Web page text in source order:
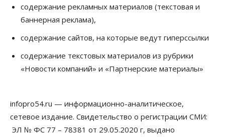
Бизнес Недвижимость
Застройщики Новосибирска
доплатили налоги на сумму почти 700 млн рублей
Бизнес Власть
От регоператора Новосибирска потребовали
погасить долги на два миллиарда
Власть Отставки И Назначения
Министра транспорта Новосибирской области
будут согласовывать в Москве
05 Августа 2026, 18:30
содержание рекламных материалов (текстовая и
баннерная реклама),
содержание сайтов, на которые ведут гиперссылки
содержание текстовых материалов из рубрики
«Новости компаний» и «Партнерские материалы»
infopro54.ru — информационно-аналитическое,
сетевое издание. Свидетельство о регистрации СМИ:
ЭЛ № ФС 77 – 78381 от 29.05.2020 г, выдано